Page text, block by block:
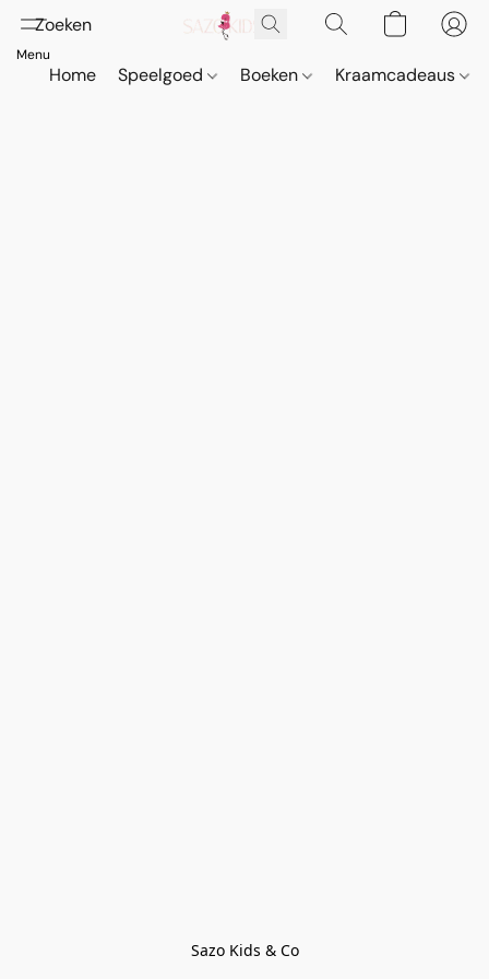
Home Speelgoed Boeken Kraamcadeaus
Sazo Kids & Co